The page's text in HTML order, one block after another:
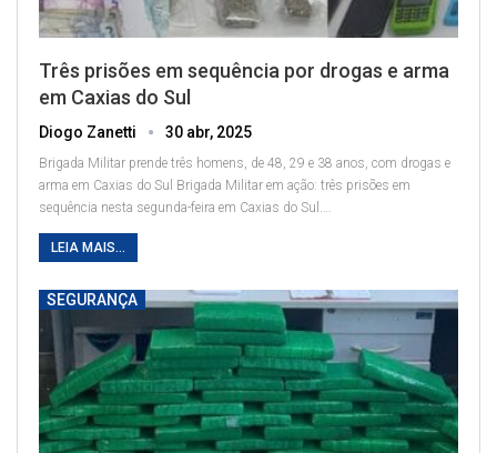
Três prisões em sequência por drogas e arma
em Caxias do Sul
Diogo Zanetti 30 abr, 2025
Brigada Militar prende três homens, de 48, 29 e 38 anos, com drogas e
arma em Caxias do Sul Brigada Militar em ação: três prisões em
sequência nesta segunda-feira em Caxias do Sul.…
LEIA MAIS...
SEGURANÇA